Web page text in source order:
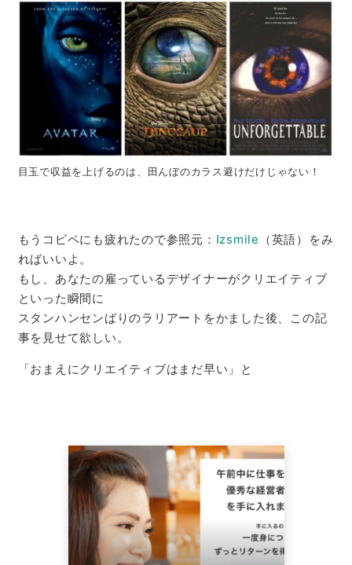
目玉で収益を上げるのは、田んぼのカラス避けだけじゃない！
もうコピペにも疲れたので参照元： Izsmile （英語）をみ
ればいいよ。
もし、あなたの雇っているデザイナーがクリエイティブ
といった瞬間に
スタンハンセンばりのラリアートをかました後、この記
事を見せて欲しい。
「おまえにクリエイティブはまだ早い」と